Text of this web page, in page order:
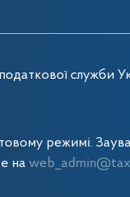
служби
режимі.
на